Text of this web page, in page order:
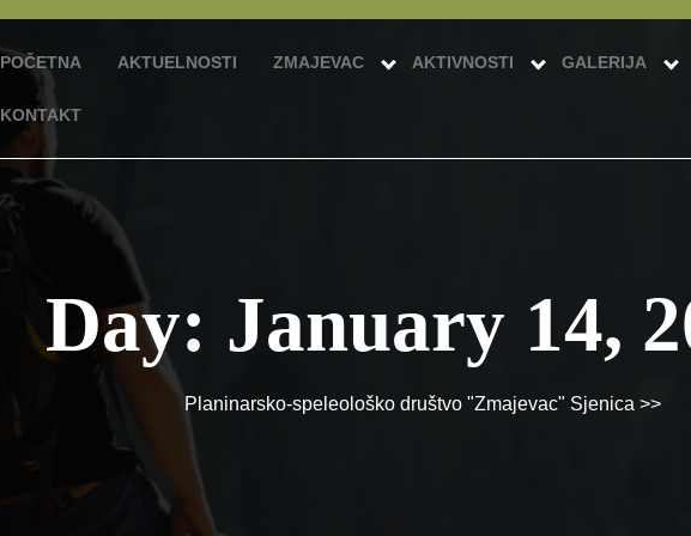
POČETNA AKTUELNOSTI ZMAJEVAC AKTIVNOSTI GALERIJA
KONTAKT
Day: January 14,
Planinarsko-speleološko društvo "Zmajevac" Sjenica >>